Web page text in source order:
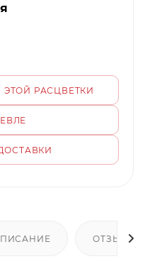
РАСЦВЕТКИ
ОТЗЫВЫ